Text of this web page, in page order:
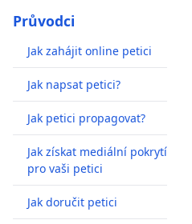
Průvodci
Jak zahájit online petici
Jak napsat petici?
Jak petici propagovat?
Jak získat mediální pokrytí
pro vaši petici
Jak doručit petici